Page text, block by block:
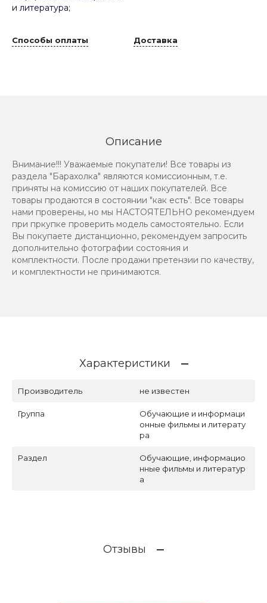
и литература;
Способы оплаты Доставка
Описание
Внимание!!! Уважаемые покупатели! Все товары из
раздела "Барахолка" являются комиссионным, т.е.
приняты на комиссию от наших покупателей. Все
товары продаются в состоянии "как есть". Все товары
нами проверены, но мы НАСТОЯТЕЛЬНО рекомендуем
при пркупке проверить модель самостоятельно. Если
Вы покупаете дистанционно, рекомендуем запросить
дополнительно фотографии состояния и
комплектности. После продажи претензии по качеству,
и комплектности не принимаются.
Характеристики
Производитель не известен
Группа
Обучающие и информаци
онные фильмы и литерату
ра
Раздел
Обучающие, информацио
нные фильмы и литератур
а
Отзывы